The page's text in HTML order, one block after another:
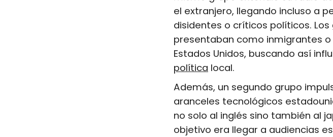
el extranjero, llegando incluso a
disidentes o críticos políticos.
presentaban como inmigrantes
Estados Unidos, buscando así
política local.
Además, un segundo grupo
aranceles tecnológicos
no solo al inglés sino también al
objetivo era llegar a audiencias